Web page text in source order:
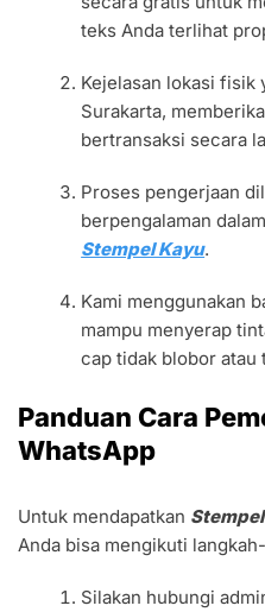
teks Anda terlihat
Kejelasan lokasi fisik
Surakarta,
bertransaksi secara
Proses pengerjaan
berpengalaman
Stempel Kayu.
Kami menggunakan
mampu menyerap
cap tidak blobor atau
Panduan Cara
WhatsApp
Untuk mendapatkan
Anda bisa mengikuti
Silakan hubungi